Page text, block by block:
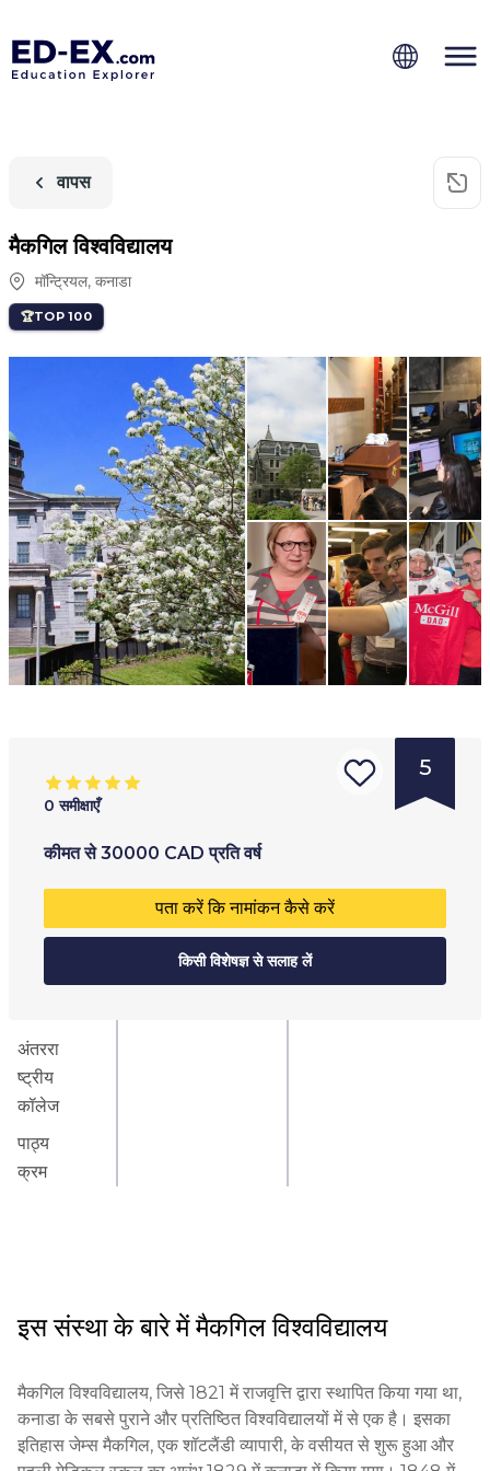
वापस
मैकगिल विश्वविद्यालय
मॉन्ट्रियल, कनाडा
TOP 100
5
0 समीक्षाएँ
कीमत से 30000 CAD प्रति वर्ष
पता करें कि नामांकन कैसे करें
किसी विशेषज्ञ से सलाह लें
संस्था
विश्ववि
अंतररा
ष्ट्रीय
कॉलेज
पाठ्य
क्रम
आयु सीमा:
18+
पूर्णकालिक
अंशकालिक
इस संस्था के बारे में मैकगिल विश्वविद्यालय
मैकगिल विश्वविद्यालय, जिसे 1821 में राजवृत्ति द्वारा स्थापित किया गया था,
कनाडा के सबसे पुराने और प्रतिष्ठित विश्वविद्यालयों में से एक है। इसका
इतिहास जेम्स मैकगिल, एक शॉटलैंडी व्यापारी, के वसीयत से शुरू हुआ और